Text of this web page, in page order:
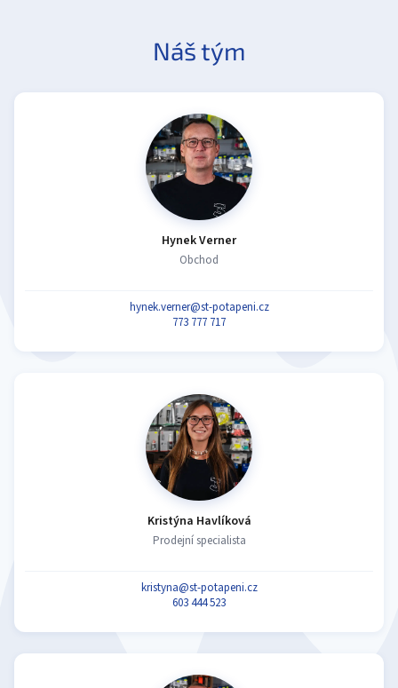
Náš tým
Hynek Verner
Obchod
hynek.verner@st-potapeni.cz
773 777 717
Kristýna Havlíková
Prodejní specialista
kristyna@st-potapeni.cz
603 444 523